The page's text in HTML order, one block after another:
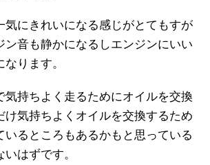
気にきれいになる感じがとてもすが
ン音も静かになるしエンジンにいい
ります。
気持ちよく走るためにオイルを交換
け気持ちよくオイルを交換するため
いるところもあるかもと思っている
はずです。